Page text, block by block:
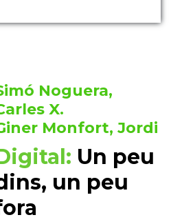
Noguera,
X.
Monfort, Jordi
Un peu
un peu